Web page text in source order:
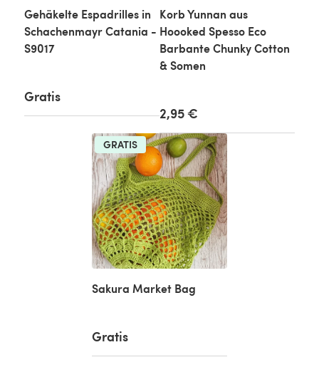
Gehäkelte Espadrilles in
Schachenmayr Catania -
S9017
Gratis
Korb Yunnan aus
Hoooked Spesso Eco
Barbante Chunky Cotton
& Somen
2,95 €
GRATIS
Sakura Market Bag
Gratis